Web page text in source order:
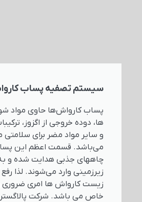
سیستم تصفیه پساب کارواش
پساب کارواش‌ها حاوی مواد
ها، دوده خروجی از اگزوز، ترکیبات
و سایر مواد مضر براي سلامتی
می‌باشد. قسمت اعظم این پسابهای
چاههای جذبی هدایت شده و به
زیرزمینی وارد می‌شوند. لذا رفع
زیست کارواش ها امری ضروری و
خاص می باشد. شرکت پالاگستر با